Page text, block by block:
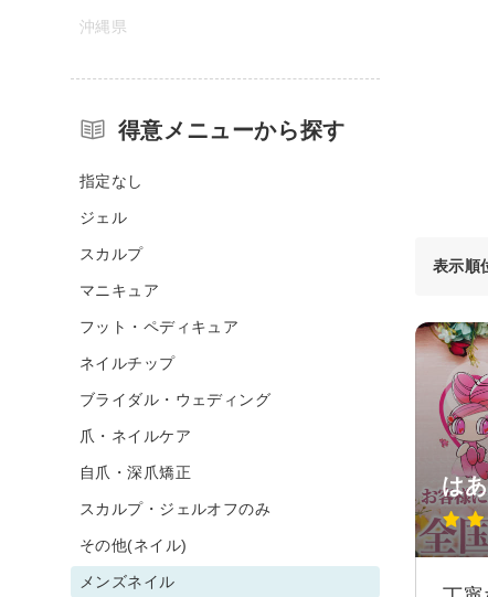
表示順
は
沖縄県
得意メニューから探す
指定なし
ジェル
スカルプ
マニキュア
フット・ペディキュア
ネイルチップ
ブライダル・ウェディング
爪・ネイルケア
自爪・深爪矯正
スカルプ・ジェルオフのみ
その他(ネイル)
メンズネイル